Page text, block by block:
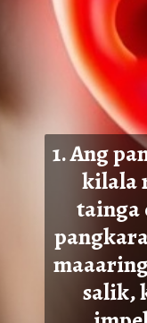
1. Ang
kilala
tainga
salik,